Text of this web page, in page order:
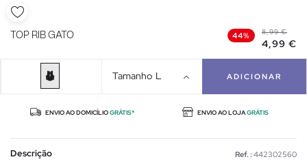
TOP RIB GATO 44% 8,99 €
4,99 €
Tamanho L ADICIONAR
ENVIO AO DOMICÍLIOGRÁTIS* ENVIO AO LOJAGRÁTIS
Descrição Ref. : 442302560